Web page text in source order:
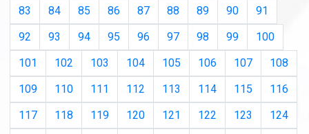
83
84 85 86 87 88 89 90
91
92
93 94 95 96 97 98 99
100
101
102 103 104 105 106 107
108
109
110 111 112 113 114 115
116
117
118 119 120 121 122 123
124